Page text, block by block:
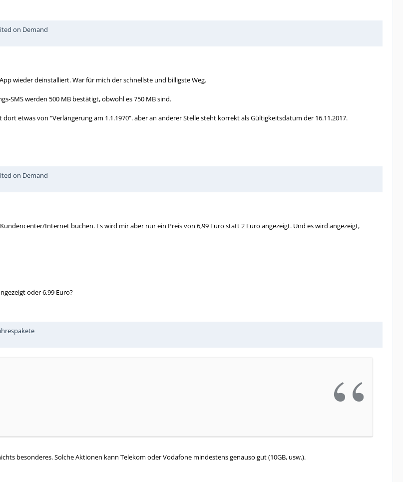
on Demand
wieder deinstalliert. War für mich der schnellste und billigste Weg.
SMS werden 500 MB bestätigt, obwohl es 750 MB sind.
etwas von "Verlängerung am 1.1.1970". aber an anderer Stelle steht korrekt als Gültigkeitsdatum der 16.11.2017.
on Demand
Internet buchen. Es wird mir aber nur ein Preis von 6,99 Euro statt 2 Euro angezeigt. Und es wird angezeigt,
oder 6,99 Euro?
besonderes. Solche Aktionen kann Telekom oder Vodafone mindestens genauso gut (10GB, usw.).